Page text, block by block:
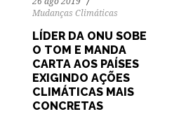
Mudanças Climáticas
LÍDER DA ONU SOBE
O TOM E MANDA
CARTA AOS PAÍSES
EXIGINDO AÇÕES
CLIMÁTICAS MAIS
CONCRETAS